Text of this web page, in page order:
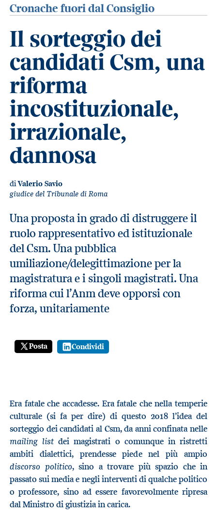
Cronache fuori dal Consiglio
Il sorteggio dei
candidati Csm, una
riforma
incostituzionale,
irrazionale,
dannosa
diValerio Savio
giudice del Tribunale di Roma
Una proposta in grado di distruggere il
ruolo rappresentativo ed istituzionale
del Csm. Una pubblica
umiliazione/delegittimazione per la
magistratura e i singoli magistrati. Una
riforma cui l’Anm deve opporsi con
forza, unitariamente
Posta Condividi
Era fatale che accadesse. Era fatale che nella temperie
culturale (si fa per dire) di questo 2018 l’idea del
sorteggio dei candidati al Csm, da anni confinata nelle
mailing listdei magistrati o comunque in ristretti
ambiti dialettici, prendesse piede nel più ampio
discorso politico, sino a trovare più spazio che in
passato sui media e negli interventi di qualche politico
o professore, sino ad essere favorevolmente ripresa
dal Ministro di giustizia in carica.